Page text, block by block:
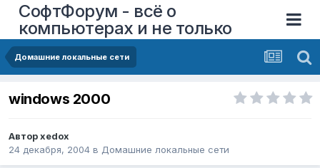
СофтФорум - всё о
компьютерах и не только
Домашние локальные сети
windows 2000
Авторxedox
24 декабря, 2004 в Домашние локальные сети